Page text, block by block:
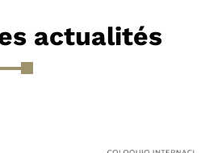
actualités